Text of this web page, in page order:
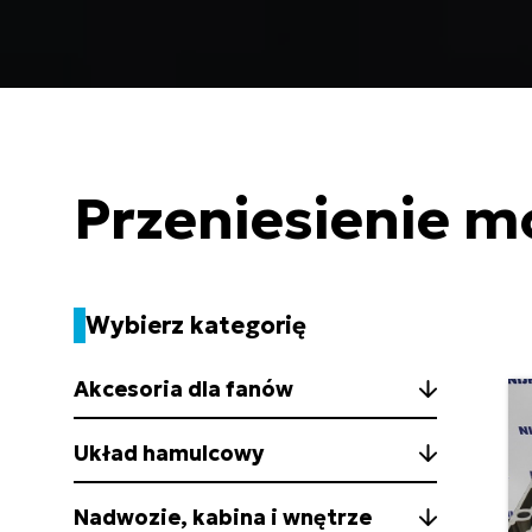
Przeniesienie
Wybierz kategorię
Akcesoria dla fanów
Układ hamulcowy
Nadwozie, kabina i wnętrze